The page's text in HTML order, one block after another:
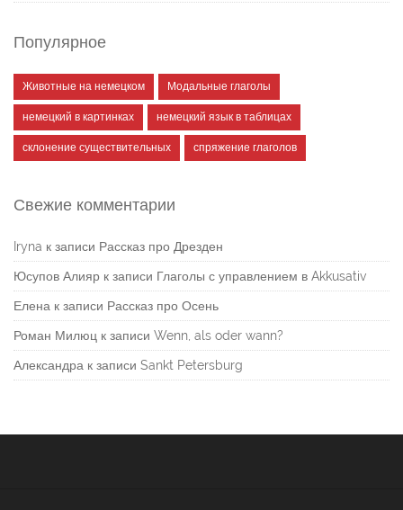
Популярное
Животные на немецком Модальные глаголы
немецкий в картинках немецкий язык в таблицах
склонение существительных спряжение глаголов
Свежие комментарии
Iryna к записи Рассказ про Дрезден
Юсупов Алияр к записи Глаголы с управлением в Akkusativ
Елена к записи Рассказ про Осень
Роман Милюц к записи Wenn, als oder wann?
Александра к записи Sankt Petersburg